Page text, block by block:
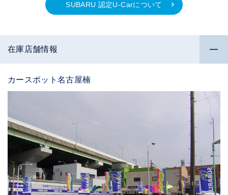
SUBARU 認定U-Carについて
在庫店舗情報
カースポット名古屋楠